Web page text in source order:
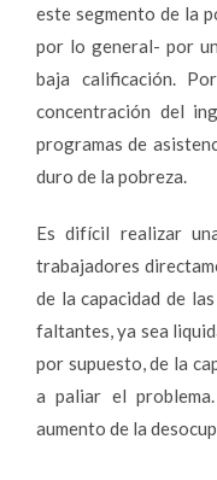
este segmento de la
por lo general- por
baja calificación.
concentración del
programas de
duro de la pobreza.
Es difícil realizar
trabajadores
de la capacidad de
faltantes, ya sea
por supuesto, de la
a paliar el
aumento de la